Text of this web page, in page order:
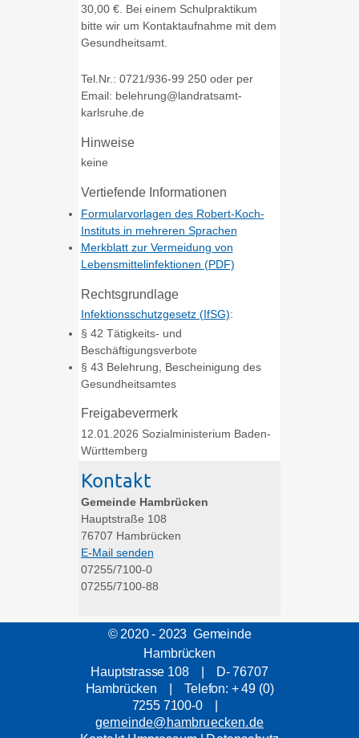
30,00 €. Bei einem Schulpraktikum
bitte wir um Kontaktaufnahme mit dem
Gesundheitsamt.
Tel.Nr.: 0721/936-99 250 oder per
Email: belehrung@landratsamt-
karlsruhe.de
Hinweise
keine
Vertiefende Informationen
Formularvorlagen des Robert-Koch-
Instituts in mehreren Sprachen
Merkblatt zur Vermeidung von
Lebensmittelinfektionen (PDF)
Rechtsgrundlage
Infektionsschutzgesetz (IfSG):
§ 42 Tätigkeits- und
Beschäftigungsverbote
§ 43 Belehrung, Bescheinigung des
Gesundheitsamtes
Freigabevermerk
12.01.2026 Sozialministerium Baden-
Württemberg
Kontakt
Gemeinde Hambrücken
Hauptstraße 108
76707 Hambrücken
E-Mail senden
07255/7100-0
07255/7100-88
© 2020 - 2023 Gemeinde
Hambrücken
Hauptstrasse 108 | D- 76707
Hambrücken | Telefon: + 49 (0)
7255 7100-0 |
gemeinde@hambruecken.de